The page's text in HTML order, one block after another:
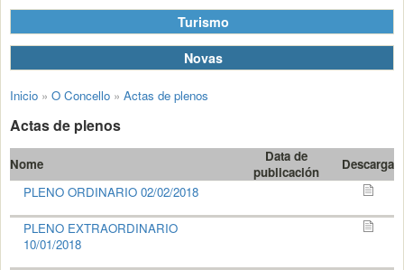
Turismo
Novas
Inicio » O Concello » Actas de plenos
Actas de plenos
Nome
Data de
publicación
Descarga
PLENO ORDINARIO 02/02/2018
PLENO EXTRAORDINARIO
10/01/2018